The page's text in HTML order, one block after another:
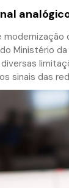
Ministério
sinais das